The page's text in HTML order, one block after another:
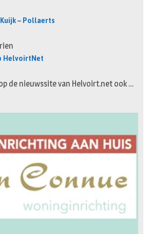
– Pollaerts
HelvoirtNet
de nieuwssite van Helvoirt.net ook …